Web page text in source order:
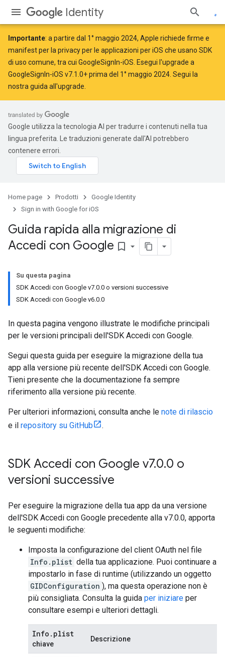
Identity
Importante: a partire dal 1° maggio 2024, Apple richiede firme e
manifest per la privacy per le applicazioni per iOS che usano SDK
di uso comune, tra cui GoogleSignIn-iOS. Esegui l'upgrade a
GoogleSignIn-iOS v7.1.0+ prima del 1° maggio 2024. Segui la
nostra guida all'upgrade
Google utilizza la tecnologia AI per tradurre i contenuti nella tua
lingua preferita. Le traduzioni generate dall'AI potrebbero
contenere errori.
Home page Prodotti
Google Identity
Sign in with Google for iOS
Guida rapida alla migrazione di
Accedi con Google bookmark_border
Su questa pagina
SDK Accedi con Google v7.0.0 o versioni successive
SDK Accedi con Google v6.0.0
In questa pagina vengono illustrate le modifiche principali
per le versioni principali dell'SDK Accedi con Google.
Segui questa guida per eseguire la migrazione della tua
app alla versione più recente dell'SDK Accedi con Google.
Tieni presente che la documentazione fa sempre
riferimento alla versione più recente.
Per ulteriori informazioni, consulta anche le note di rilascio
e il repository su GitHub .
SDK Accedi con Google v7.0.0 o
versioni successive
Per eseguire la migrazione della tua app da una versione
dell'SDK Accedi con Google precedente alla v7.0.0, apporta
le seguenti modifiche:
Imposta la configurazione del client OAuth nel file
Info.plist della tua applicazione. Puoi continuare a
impostarlo in fase di runtime (utilizzando un oggetto
GIDConfiguration ), ma questa operazione non è
più consigliata. Consulta la guida per iniziare per
consultare esempi e ulteriori dettagli.
Info . plist
chiave
Descrizione